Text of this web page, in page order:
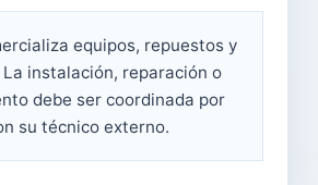
equipos, repuestos y
instalación, reparación o
debe ser coordinada por
su técnico externo.